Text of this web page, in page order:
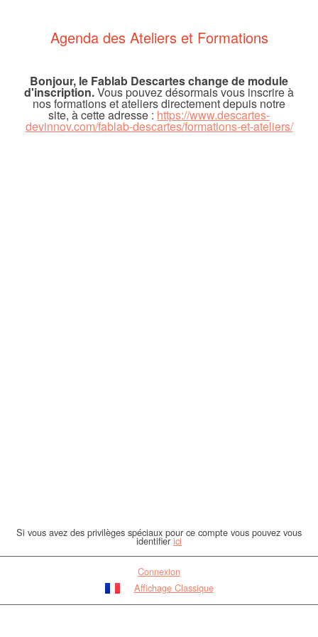
Agenda des Ateliers et Formations
Bonjour, le Fablab Descartes change de module
d'inscription.Vous pouvez désormais vous inscrire à
nos formations et ateliers directement depuis notre
site, à cette adresse : https://www.descartes-
devinnov.com/fablab-descartes/formations-et-ateliers/
Si vous avez des privilèges spéciaux pour ce compte vous pouvez vous
identifierici
Connexion
Affichage Classique